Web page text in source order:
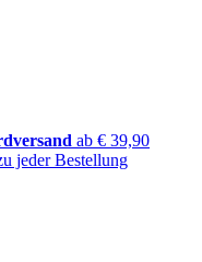
ab € 39,90
jeder Bestellung